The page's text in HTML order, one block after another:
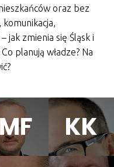
oraz bez
jak zmienia się Śląsk i
planują władze? Na
KK